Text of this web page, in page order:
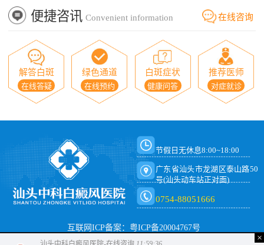
便捷咨讯 Convenient information 在线咨询
解答白斑
在线答疑
绿色通道
在线预约
白斑症状
健康问答
推荐医师
对症就诊
节假日无休息8:00~18:00
广东省汕头市龙湖区泰山路50
号(汕头动车站正对面)
0754-88051666
互联网ICP备案：粤ICP备20004767号
×